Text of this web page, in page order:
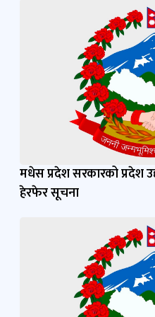
मधेस प्रदेश सरकारको प्रदेश
हेरफेर सूचना